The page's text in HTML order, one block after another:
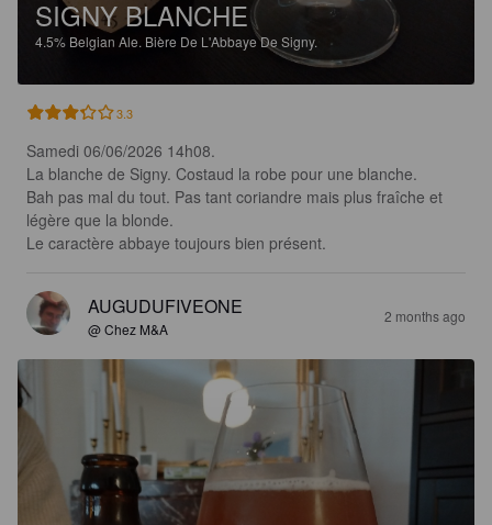
SIGNY BLANCHE
4.5% Belgian Ale. Bière De L'Abbaye De Signy.
3.3
Samedi 06/06/2026 14h08.
La blanche de Signy. Costaud la robe pour une blanche.
Bah pas mal du tout. Pas tant coriandre mais plus fraîche et
légère que la blonde.
Le caractère abbaye toujours bien présent.
AUGUDUFIVEONE
@ Chez M&A
2 months ago